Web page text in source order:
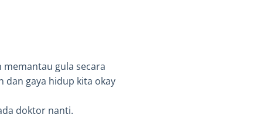
gula secara
dan gaya hidup kita okay
doktor nanti.